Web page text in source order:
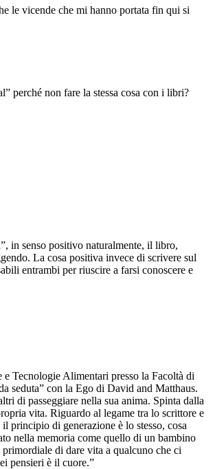
le vicende che mi hanno portata fin qui si
perché non fare la stessa cosa con i libri?
in senso positivo naturalmente, il libro,
La cosa positiva invece di scrivere sul
entrambi per riuscire a farsi conoscere e
Tecnologie Alimentari presso la Facoltà di
seduta” con la Ego di David and Matthaus.
di passeggiare nella sua anima. Spinta dalla
vita. Riguardo al legame tra lo scrittore e
principio di generazione è lo stesso, cosa
nella memoria come quello di un bambino
di dare vita a qualcuno che ci
pensieri è il cuore.”